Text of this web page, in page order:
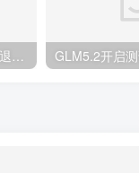
智谱开启GLM Coding Plan退款通道，梁文锋内部回应V4发布时间 | 4月11日AI日报第362期